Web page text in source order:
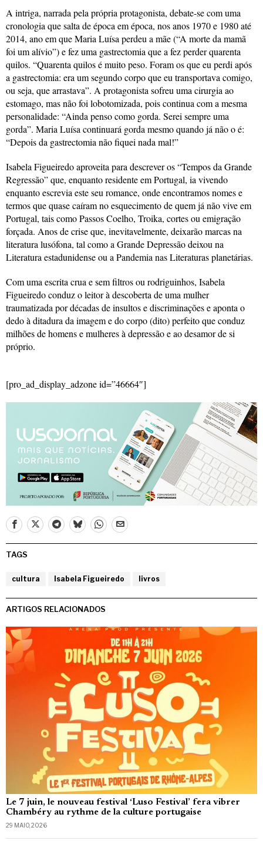
A intriga, narrada pela própria protagonista, debate-se com uma
cronologia que salta de época em época, nos anos 1970 e 1980 até
2014, ano em que Maria Luísa perdeu a mãe (“A morte da mamã
foi um alívio”) e fez uma gastrectomia que a fez perder quarenta
quilos. “Quarenta quilos é muito peso. Foram os que eu perdi após
a gastrectomia: era um segundo corpo que eu transportava comigo,
ou seja, que arrastava”. A protagonista sofreu uma cirurgia ao
estomago, mas não foi lobotomizada, pois continua com a mesma
personalidade: “Ainda penso como gorda. Serei sempre uma
gorda”. Maria Luísa continuará gorda mesmo quando já não o é:
“Depois da gastrectomia não fiquei nada mal!”
Isabela Figueiredo aproveita para descrever os “Tempos da Grande
Regressão” que, enquanto residente em Portugal, ia vivendo
enquanto escrevia este seu romance, onde encontramos nomes e
termos que quase caíram no esquecimento de quem já não vive em
Portugal, tais como Passos Coelho, Troika, cortes ou emigração
forçada. Anos de crise que, inevitavelmente, deixarão marcas na
literatura lusófona, tal como a Grande Depressão deixou na
Literatura estadunidense ou a Pandemia nas Literaturas planetárias.
Com uma escrita crua e sem filtros ou rodriguinhos, Isabela
Figueiredo conduz o leitor à descoberta de uma mulher
traumatizada por décadas de insultos e discriminações e aponta o
dedo à ditadura da imagem e do corpo (dito) perfeito que conduz
milhões de homens e mulheres à depressão e ao desamor de si
próprio.
[pro_ad_display_adzone id=”46664″]
TAGS
cultura Isabela Figueiredo livros
ARTIGOS RELACIONADOS
Le 7 juin, le nouveau festival ‘Luso Festival’ fera vibrer
Chambéry au rythme de la culture portugaise
29 MAIO, 2026